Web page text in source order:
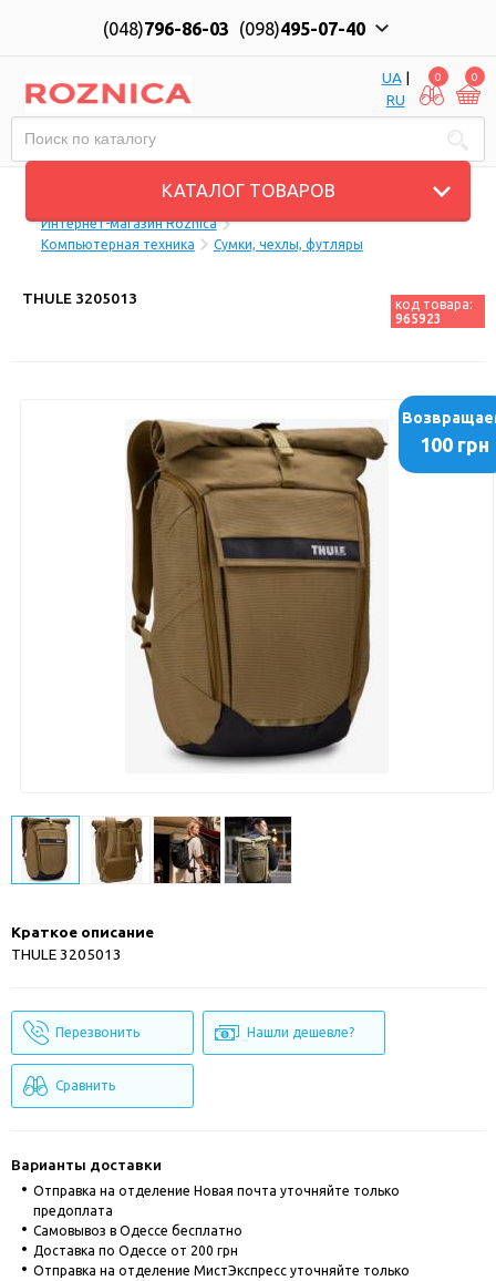
(048)796-86-03 (098)495-07-40
UA|
RU
0 0
КАТАЛОГ ТОВАРОВ
Интернет-магазин Roznica
Компьютерная техника
Сумки, чехлы, футляры
THULE 3205013
код товара:
965923
100 грн
Краткое описание
THULE 3205013
Перезвонить Нашли дешевле?
Сравнить
Варианты доставки
Отправка на отделение Новая почта уточняйте только
предоплата
Cамовывоз в Одессе бесплатно
Доставка по Одессе от 200 грн
Отправка на отделение МистЭкспресс уточняйте только